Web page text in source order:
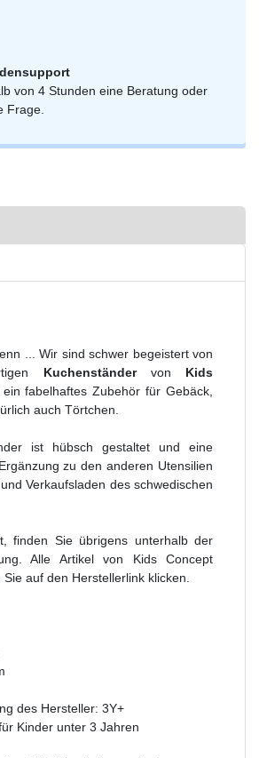
von 4 Stunden eine Beratung oder
Frage.
... Wir sind schwer begeistert von
Kuchenständervon Kids
fabelhaftes Zubehör für Gebäck,
auch Törtchen.
ist hübsch gestaltet und eine
zu den anderen Utensilien
Verkaufsladen des schwedischen
finden Sie übrigens unterhalb der
Alle Artikel von Kids Concept
auf den Herstellerlink klicken.
des Hersteller: 3Y+
Kinder unter 3 Jahren